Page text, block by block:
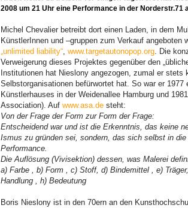
2008 um 21 Uhr eine Performance in der Norderstr.71
Michel Chevalier betreibt dort einen Laden, in dem
KünstlerInnen und –gruppen zum Verkauf angeboten
„unlimited liability“, www.targetautonopop.org. Die
Verweigerung dieses Projektes gegenüber den
Institutionen hat Nieslony angezogen, zumal er stets
Selbstorganisationen befürwortet hat. So war er 1977
Künstlerhauses in der Weidenallee Hamburg und
Association). Auf www.asa.de steht:
Von der Frage der Form zur Form der Frage:
Entscheidend war und ist die Erkenntnis, das keine
Ismus zu gründen sei, sondern, das sich selbst in die
Performance.
Die Auflösung (Vivisektion) dessen, was Malerei
a) Farbe , b) Form , c) Stoff, d) Bindemittel , e)
Handlung , h) Bedeutung
Boris Nieslony ist in den 70ern an den